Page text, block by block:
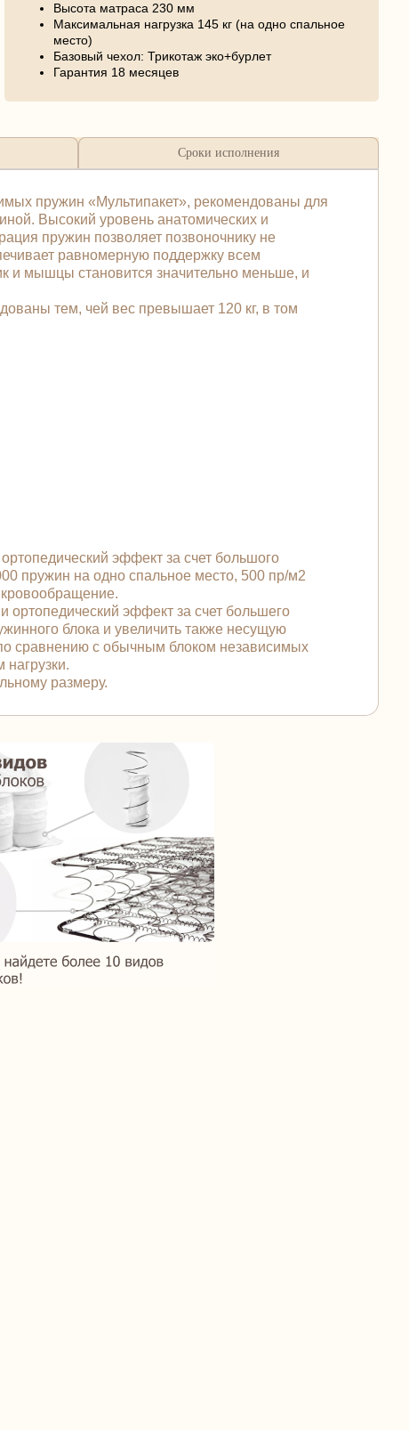
Высота матраса 230 мм
Максимальная нагрузка 145 кг (на одно спальное
место)
Базовый чехол: Трикотаж эко+бурлет
Гарантия 18 месяцев
Сроки исполнения
пружин «Мультипакет», рекомендованы для
Высокий уровень анатомических и
пружин позволяет позвоночнику не
равномерную поддержку всем
и мышцы становится значительно меньше, и
тем, чей вес превышает 120 кг, в том
эффект за счет большого
пружин на одно спальное место, 500 пр/м2
эффект за счет большего
блока и увеличить также несущую
сравнению с обычным блоком независимых
размеру.